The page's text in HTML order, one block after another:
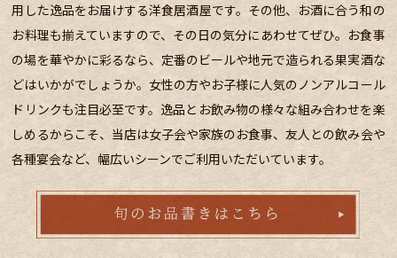
用した逸品をお届けする洋食居酒屋です。その他、お酒に合う和の
お料理も揃えていますので、その日の気分にあわせてぜひ。お食事
の場を華やかに彩るなら、定番のビールや地元で造られる果実酒な
どはいかがでしょうか。女性の方やお子様に人気のノンアルコール
ドリンクも注目必至です。逸品とお飲み物の様々な組み合わせを楽
しめるからこそ、当店は女子会や家族のお食事、友人との飲み会や
各種宴会など、幅広いシーンでご利用いただいています。